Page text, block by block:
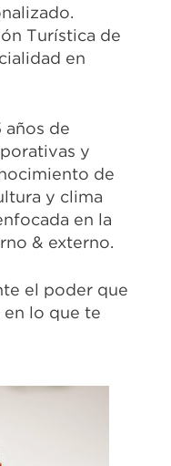
Turística de
en
años de
y
de
y clima
en la
& externo.
el poder que
lo que te